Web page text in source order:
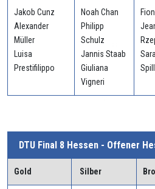
Jakob Cunz
Alexander
Müller
Luisa
Prestifilippo
Noah Chan
Philipp
Schulz
Jannis Staab
Giuliana
Vigneri
DTU Final 8 Hessen - Offener
Gold Silber